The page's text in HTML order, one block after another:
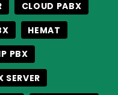
CLOUD PABX
HEMAT
PBX
SERVER